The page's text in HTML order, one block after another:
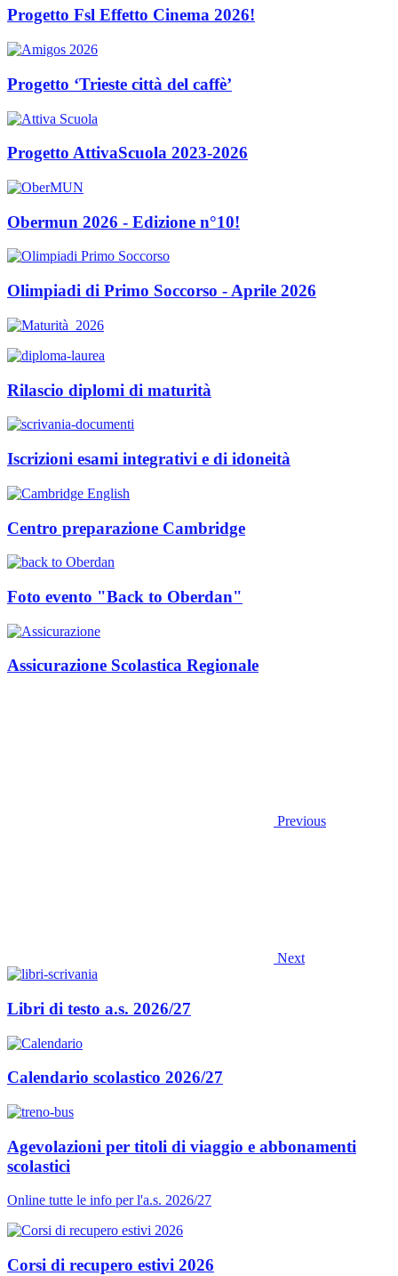
Progetto Fsl Effetto Cinema 2026!
Progetto ‘Trieste città del caffè’
Progetto AttivaScuola 2023-2026
Obermun 2026 - Edizione n°10!
Olimpiadi di Primo Soccorso - Aprile 2026
Rilascio diplomi di maturità
Iscrizioni esami integrativi e di idoneità
Centro preparazione Cambridge
Foto evento "Back to Oberdan"
Assicurazione Scolastica Regionale
Previous
Next
Libri di testo a.s. 2026/27
Calendario scolastico 2026/27
Agevolazioni per titoli di viaggio e abbonamenti
scolastici
Online tutte le info per l'a.s. 2026/27
Corsi di recupero estivi 2026